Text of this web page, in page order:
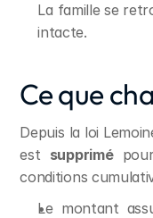
La famille se
intacte.
Ce que
Depuis la loi
est supprimé pour
conditions
Le montant